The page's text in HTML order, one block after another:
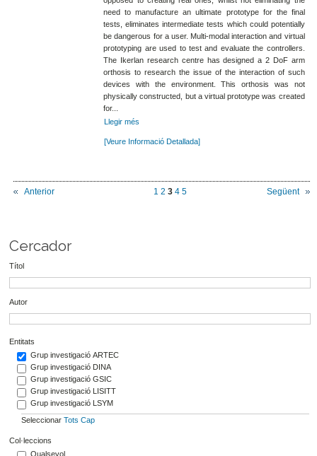
need to manufacture an ultimate prototype for the final
tests, eliminates intermediate tests which could potentially
be dangerous for a user. Multi-modal interaction and virtual
prototyping are used to test and evaluate the controllers.
The Ikerlan research centre has designed a 2 DoF arm
orthosis to research the issue of the interaction of such
devices with the environment. This orthosis was not
physically constructed, but a virtual prototype was created
for...
Llegir més
[Veure Informació Detallada]
Anterior Següent
1 2 3 4 5
Cercador
Títol
Autor
Entitats
Grup investigació ARTEC
Grup investigació DINA
Grup investigació GSIC
Grup investigació LISITT
Grup investigació LSYM
Seleccionar Tots Cap
Col·leccions
Qualsevol